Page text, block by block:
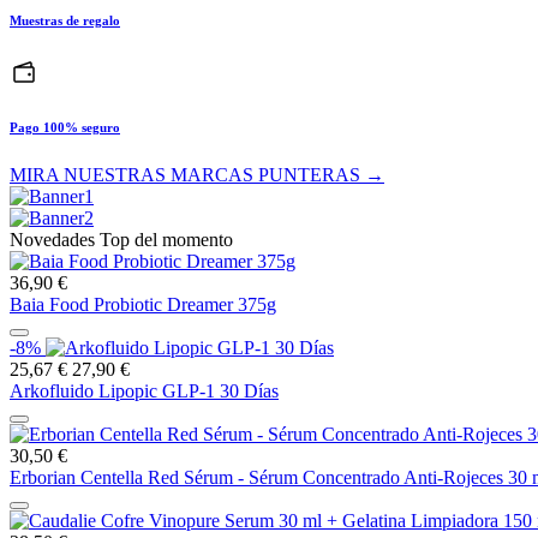
Muestras de regalo
Pago 100% seguro
MIRA NUESTRAS MARCAS PUNTERAS →
Novedades Top del momento
36,90 €
Baia Food Probiotic Dreamer 375g
-8%
25,67 € 27,90 €
Arkofluido Lipopic GLP-1 30 Días
30,50 €
Erborian Centella Red Sérum - Sérum Concentrado Anti-Rojeces 30